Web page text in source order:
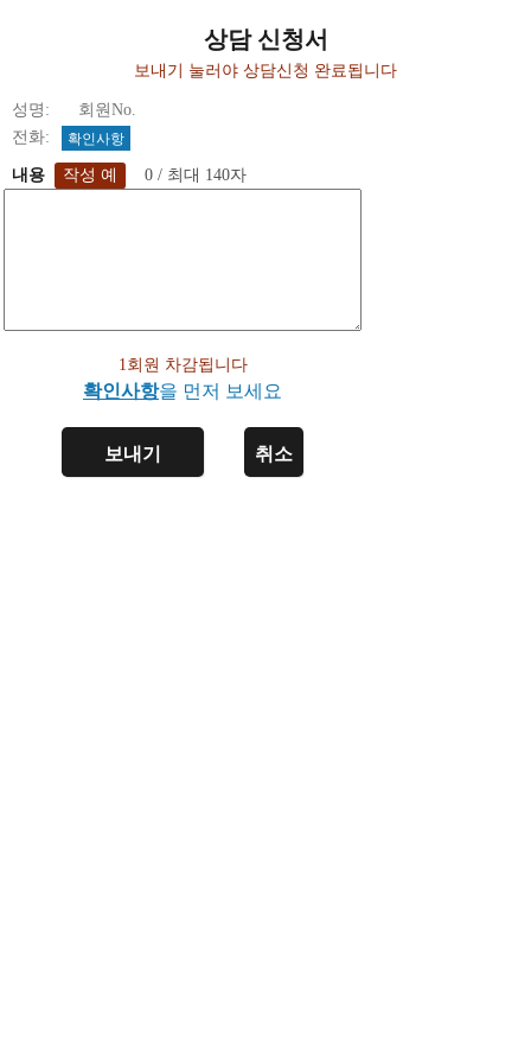
상담 신청서
보내기 눌러야 상담신청 완료됩니다
성명: 회원No.
전화:
확인사항
내용 0 / 최대 140자
1회원 차감됩니다
확인사항을 먼저 보세요